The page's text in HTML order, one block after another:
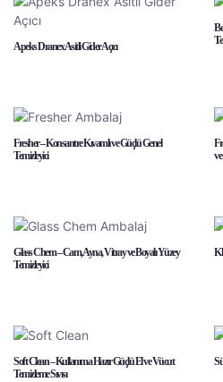
Apeks Dranex Asitli Gider Açıcı
Fresher – Konsantre Kıvamlı ve Güçlü Genel
Temizleyici
Glass Chem – Cam, Ayna, Vitray ve Boyalı Yüzey
Temizleyici
Soft Clean – Kullanıma Hazır Güçlü El ve Vücut
Temizleme Sıvısı